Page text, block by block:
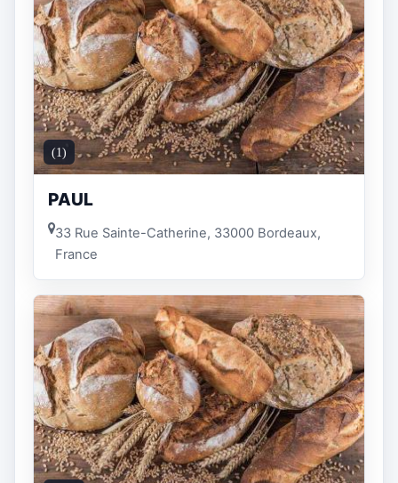
(1)
PAUL
33 Rue Sainte-Catherine, 33000 Bordeaux,
France